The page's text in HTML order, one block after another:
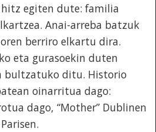
egiten dute: familia
Anai-arreba batzuk
berriro elkartu dira.
eta gurasoekin duten
bultzatuko ditu. Historio
oinarritua dago:
dago, “Mother” Dublinen